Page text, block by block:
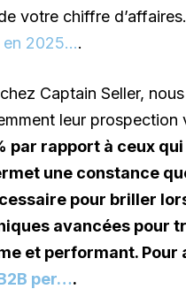
votre chiffre
en 2025….
Captain Seller,
leur prospection
par rapport à ceux
une constance
pour briller
avancées pour
et performant.
per….